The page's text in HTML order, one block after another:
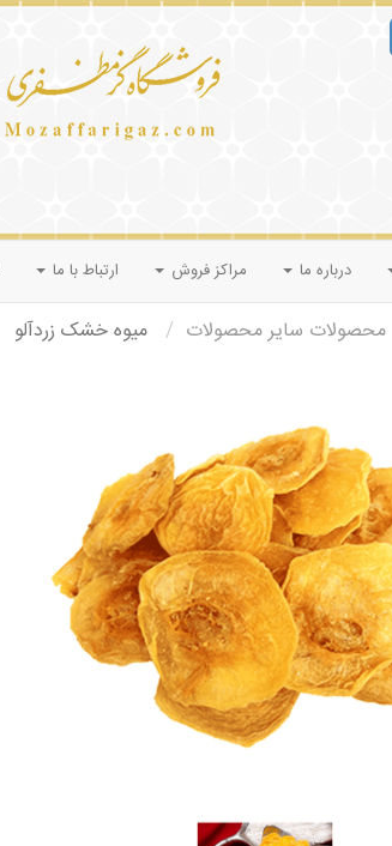
درباره ما مراکز فروش ارتباط با ما
محصولات سایر محصولات میوه خشک زردآلو